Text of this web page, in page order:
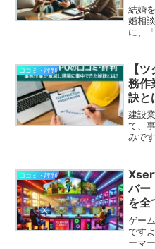
結婚
婚相
に、
ーに
を持
口コミ・評判
【
務作
訣と
建設
て、
みで
ビス
務に
口コミ・評判
バー
を全
ゲー
です
ーマ